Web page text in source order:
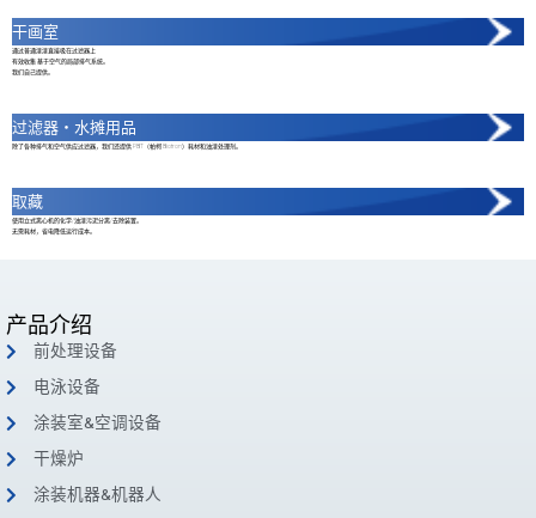
干画室
通过普通漆漆直接吸在过滤器上
有效收集 基于空气的局部排气系统。
我们自己提供。
过滤器・水摊用品
除了各种排气和空气供应过滤器，我们还提供 PBT（帕柯 Biotron）耗材和油漆处理剂。
取藏
使用立式离心机的化学/油漆污泥分离/去除装置。
无需耗材，省电降低运行成本。
产品介绍
前处理设备
电泳设备
涂装室&空调设备
干燥炉
涂装机器&机器人